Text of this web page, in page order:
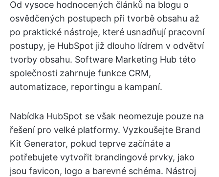
Od vysoce hodnocených článků na blogu o
osvědčených postupech při tvorbě obsahu až
po praktické nástroje, které usnadňují pracovní
postupy, je HubSpot již dlouho lídrem v odvětví
tvorby obsahu. Software Marketing Hub této
společnosti zahrnuje funkce CRM,
automatizace, reportingu a kampaní.
Nabídka HubSpot se však neomezuje pouze na
řešení pro velké platformy. Vyzkoušejte Brand
Kit Generator, pokud teprve začínáte a
potřebujete vytvořit brandingové prvky, jako
jsou favicon, logo a barevné schéma. Nástroj